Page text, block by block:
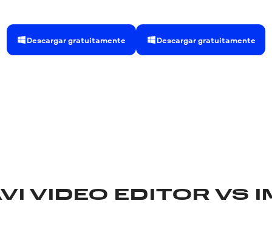
Descargar gratuitamente Descargar gratuitamente
VIDEO EDITOR VS